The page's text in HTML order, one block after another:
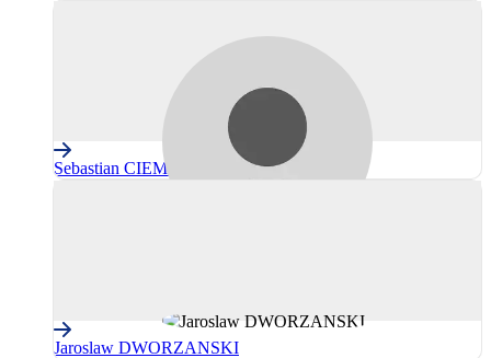
Sebastian CIEMNOCZOŁOWSKI
Jaroslaw DWORZANSKI